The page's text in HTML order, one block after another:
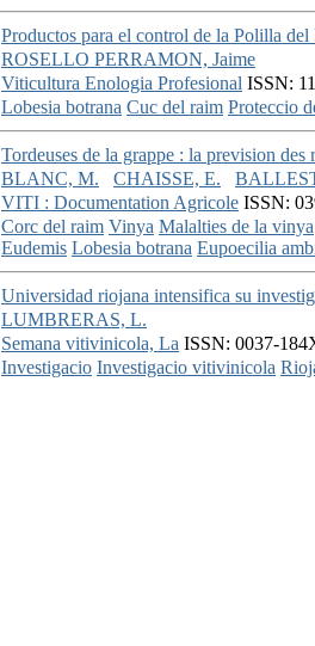
Productos para el control de la Polilla
ROSELLO PERRAMON, Jaime
Viticultura Enologia Profesional ISSN:
Lobesia botrana Cuc del raim Proteccio
Tordeuses de la grappe : la prevision des
BLANC, M. CHAISSE, E.
VITI : Documentation Agricole ISSN:
Corc del raim Vinya Malalties de la vinya
Eudemis Lobesia botrana Eupoecilia
Universidad riojana intensifica su
LUMBRERAS, L.
Semana vitivinicola, La ISSN: 0037-
Investigacio Investigacio vitivinicola